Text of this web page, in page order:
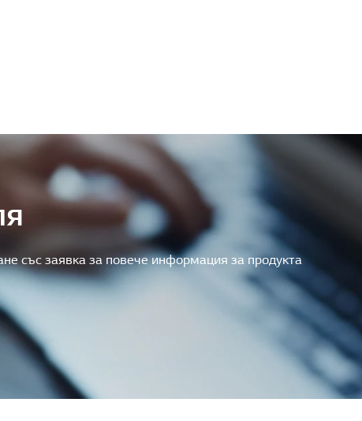
със заявка за повече информация за продукта